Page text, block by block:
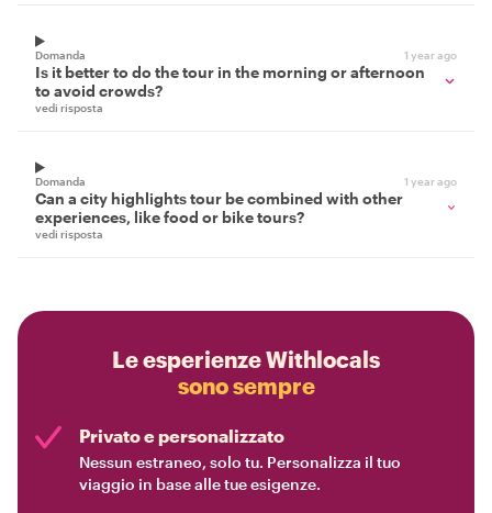
Domanda 1 year ago
Is it better to do the tour in the morning or afternoon
to avoid crowds?
vedi risposta
Domanda 1 year ago
Can a city highlights tour be combined with other
experiences, like food or bike tours?
vedi risposta
Le esperienze Withlocals
sono sempre
Privato e personalizzato
Nessun estraneo, solo tu. Personalizza il tuo
viaggio in base alle tue esigenze.